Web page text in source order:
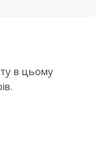
в цьому